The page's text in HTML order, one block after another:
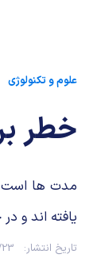
علوم و تکنولوژی
خطر
مدت ها است
یافته اند و
تاریخ انتشار: